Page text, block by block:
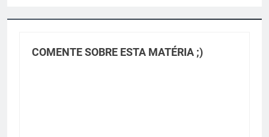
COMENTE SOBRE ESTA MATÉRIA ;)